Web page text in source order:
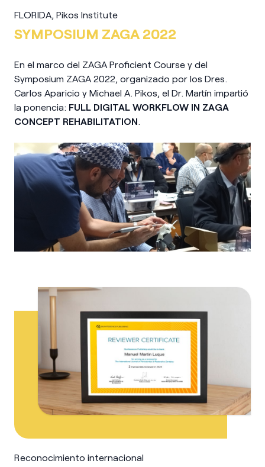
FLORIDA, Pikos Institute
SYMPOSIUM ZAGA 2022
En el marco del ZAGA Proficient Course y del
Symposium ZAGA 2022, organizado por los Dres.
Carlos Aparicio y Michael A. Pikos, el Dr. Martín impartió
la ponencia: FULL DIGITAL WORKFLOW IN ZAGA
CONCEPT REHABILITATION.
Reconocimiento internacional